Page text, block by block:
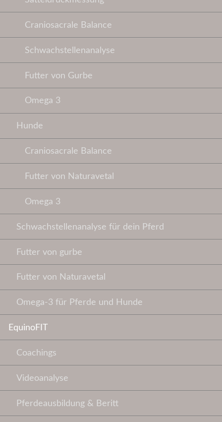
Craniosacrale Balance
Schwachstellenanalyse
Futter von Gurbe
Omega 3
Hunde
Craniosacrale Balance
Futter von Naturavetal
Omega 3
Schwachstellenanalyse für dein Pferd
Futter von gurbe
Futter von Naturavetal
Omega-3 für Pferde und Hunde
EquinoFIT
Coachings
Videoanalyse
Pferdeausbildung & Beritt